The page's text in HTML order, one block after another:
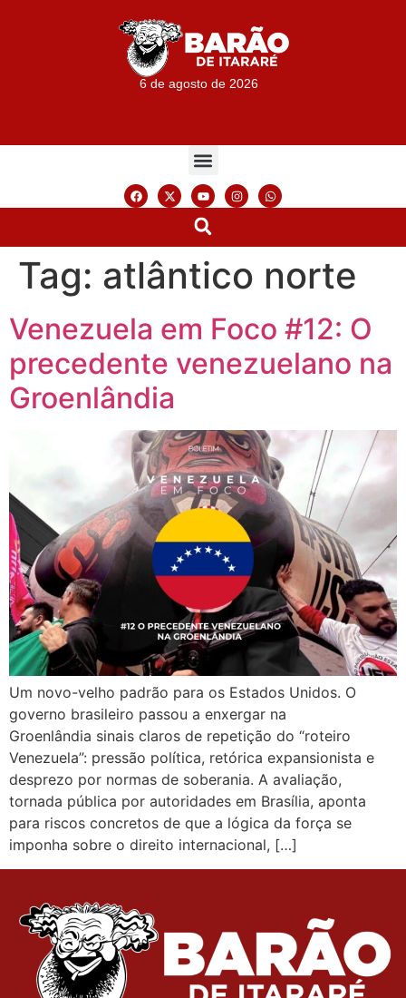
6 de agosto de 2026
Tag: atlântico norte
Venezuela em Foco #12: O
precedente venezuelano na
Groenlândia
Um novo-velho padrão para os Estados Unidos. O
governo brasileiro passou a enxergar na
Groenlândia sinais claros de repetição do “roteiro
Venezuela”: pressão política, retórica expansionista e
desprezo por normas de soberania. A avaliação,
tornada pública por autoridades em Brasília, aponta
para riscos concretos de que a lógica da força se
imponha sobre o direito internacional, […]